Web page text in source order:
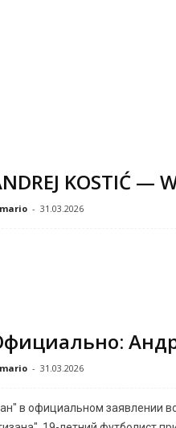
KOSTIĆ —
- 31.03.2026
- 31.03.2026
в официальном заявлении